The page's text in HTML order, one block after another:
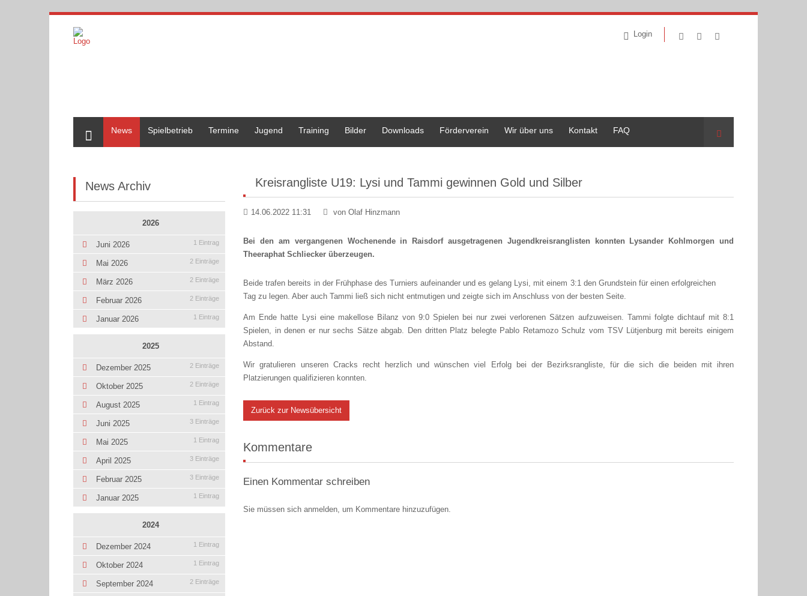
Login
News
Spielbetrieb Termine Jugend Training Bilder Downloads Förderverein Wir über uns Kontakt FAQ Suche
Kreisrangliste U19: Lysi und Tammi gewinnen Gold und Silber
14.06.2022 11:31 von Olaf Hinzmann
Bei den am vergangenen Wochenende in Raisdorf ausgetragenen Jugendkreisranglisten konnten Lysander Kohlmorgen und
Theeraphat Schliecker überzeugen.
Beide trafen bereits in der Frühphase des Turniers aufeinander und es gelang Lysi, mit einem 3:1 den Grundstein für einen erfolgreichen
Tag zu legen. Aber auch Tammi ließ sich nicht entmutigen und zeigte sich im Anschluss von der besten Seite.
Am Ende hatte Lysi eine makellose Bilanz von 9:0 Spielen bei nur zwei verlorenen Sätzen aufzuweisen. Tammi folgte dichtauf mit 8:1
Spielen, in denen er nur sechs Sätze abgab. Den dritten Platz belegte Pablo Retamozo Schulz vom TSV Lütjenburg mit bereits einigem
Abstand.
Wir gratulieren unseren Cracks recht herzlich und wünschen viel Erfolg bei der Bezirksrangliste, für die sich die beiden mit ihren
Platzierungen qualifizieren konnten.
Zurück zur Newsübersicht
Kommentare
Einen Kommentar schreiben
Sie müssen sich anmelden, um Kommentare hinzuzufügen.
News Archiv
2026
Juni 2026 1 Eintrag
Mai 2026 2 Einträge
März 2026 2 Einträge
Februar 2026 2 Einträge
Januar 2026 1 Eintrag
2025
Dezember 2025 2 Einträge
Oktober 2025 2 Einträge
August 2025 1 Eintrag
Juni 2025 3 Einträge
Mai 2025 1 Eintrag
April 2025 3 Einträge
Februar 2025 3 Einträge
Januar 2025 1 Eintrag
2024
Dezember 2024 1 Eintrag
Oktober 2024 1 Eintrag
September 2024 2 Einträge